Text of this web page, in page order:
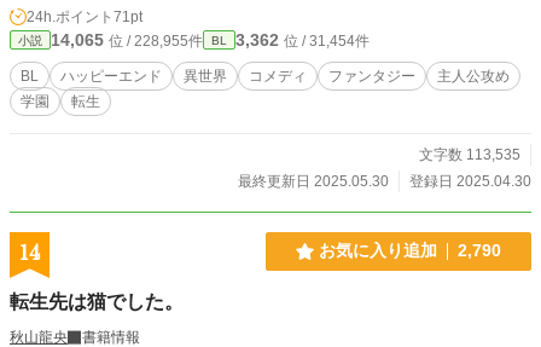
24h.ポイント 71pt
小説 14,065 位 / 228,955件 BL 3,362 位 / 31,454件
BL ハッピーエンド 異世界 コメディ ファンタジー
主人公攻め
学園
転生
文字数 113,535
最終更新日 2025.05.30
登録日 2025.04.30
14 お気に入り追加 2,790
転生先は猫でした。
秋山龍央
書籍情報